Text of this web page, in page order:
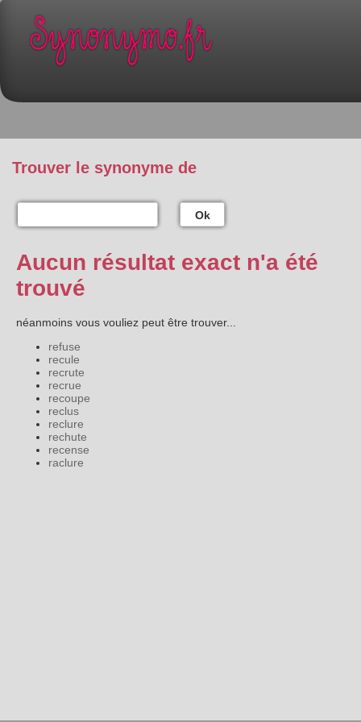
Trouver le synonyme de
Ok
Aucun résultat exact n'a été
trouvé
néanmoins vous vouliez peut être trouver...
refuse
recule
recrute
recrue
recoupe
reclus
reclure
rechute
recense
raclure